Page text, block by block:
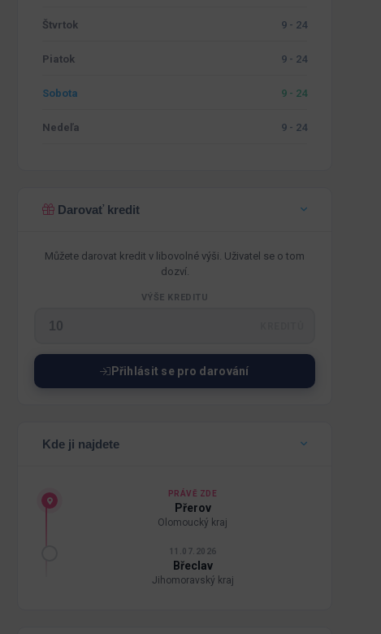
Štvrtok 9 - 24
Piatok 9 - 24
Sobota 9 - 24
Nedeľa 9 - 24
Darovať kredit
Můžete darovat kredit v libovolné výši. Uživatel se o tom
dozví.
VÝŠE KREDITU
Přihlásit se pro darování
Kde ji najdete
PRÁVĚ ZDE
Přerov
Olomoucký kraj
11.07.2026
Břeclav
Jihomoravský kraj